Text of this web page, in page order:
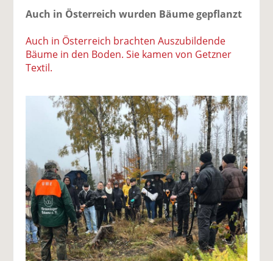
Auch in Österreich wurden Bäume gepflanzt
Auch in Österreich brachten Auszubildende
Bäume in den Boden. Sie kamen von Getzner
Textil.